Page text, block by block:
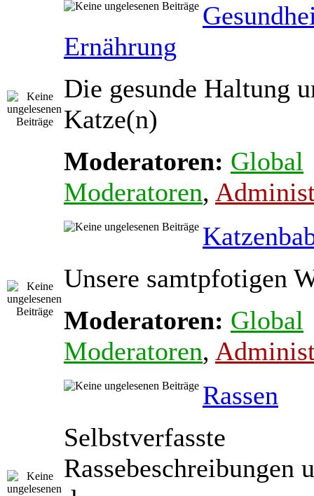
Ernährung
Die gesunde Haltung
Katze(n)
Moderatoren: Global
Moderatoren,
Unsere samtpfotigen
Moderatoren: Global
Moderatoren,
Rassen
Selbstverfasste
Rassebeschreibungen